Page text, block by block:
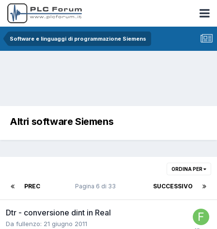
Software e linguaggi di programmazione Siemens
Altri software Siemens
ORDINA PER
PREC SUCCESSIVO
Pagina 6 di 33
Dtr - conversione dint in Real
Da fullenzo: 21 giugno 2011